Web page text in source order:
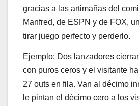
gracias a las artimañas del
Manfred, de ESPN y de FOX,
tirar juego perfecto y perderlo.
Ejemplo: Dos lanzadores
con puros ceros y el visitante
27 outs en fila. Van al décimo
le pintan el décimo cero a los